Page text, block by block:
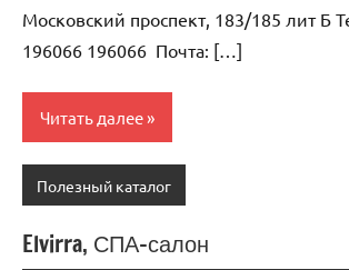
Московский проспект, 183/185 лит Б
196066 196066 Почта: […]
Читать далее
Полезный каталог
Elvirra, СПА-салон